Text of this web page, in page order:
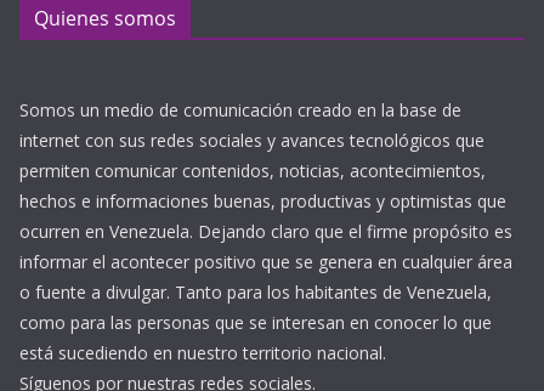
Quienes somos
Somos un medio de comunicación creado en la base de
internet con sus redes sociales y avances tecnológicos que
permiten comunicar contenidos, noticias, acontecimientos,
hechos e informaciones buenas, productivas y optimistas que
ocurren en Venezuela. Dejando claro que el firme propósito es
informar el acontecer positivo que se genera en cualquier área
o fuente a divulgar. Tanto para los habitantes de Venezuela,
como para las personas que se interesan en conocer lo que
está sucediendo en nuestro territorio nacional.
Síguenos por nuestras redes sociales.